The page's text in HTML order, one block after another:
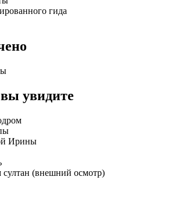
гида
увидите
Ирины
(внешний осмотр)